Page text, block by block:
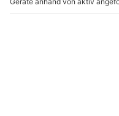
Rundflug Magdeburg